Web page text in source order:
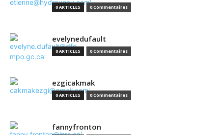
0 ARTICLES 0 Commentaires
evelynedufault
0 ARTICLES 0 Commentaires
ezgicakmak
0 ARTICLES 0 Commentaires
fannyfronton